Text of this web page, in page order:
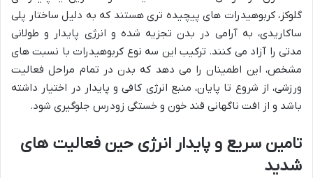
گلوکز، کربوهیدرات های پیچیده تری هستند که به دلیل ساختار پلی
ساکاریدی، به آرامی در بدن تجزیه شده و انرژی پایدار و طولانی
مدتی را آزاد می کنند. ترکیب این سه نوع کربوهیدرات با نسبت های
مشخص، این اطمینان را می دهد که بدن در تمام مراحل فعالیت
ورزشی، از شروع تا پایان، منبع انرژی کافی و پایدار در اختیار داشته
باشد و از افت ناگهانی قند خون و خستگی زودرس جلوگیری شود.
تامین سریع و پایدار انرژی حین فعالیت های
شدید